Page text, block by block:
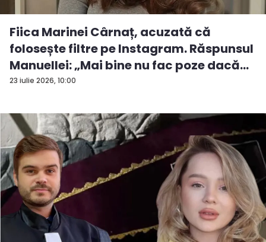
23 iulie 2026, 10:00
Fiica Marinei Cârnaț, acuzată că
folosește filtre pe Instagram. Răspunsul
Manuellei: „Mai bine nu fac poze dacă...